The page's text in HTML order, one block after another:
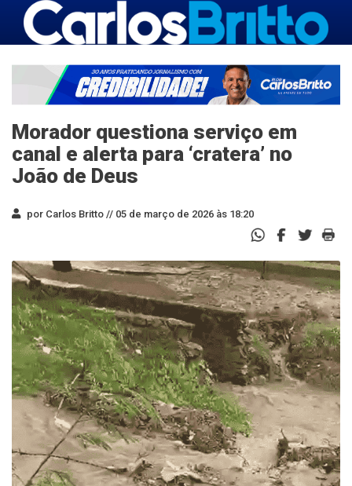
Morador questiona serviço em
canal e alerta para ‘cratera’ no
João de Deus
por Carlos Britto // 05 de março de 2026 às 18:20